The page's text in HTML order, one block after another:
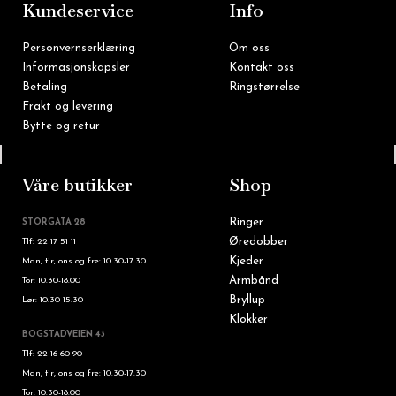
Kundeservice
Personvernserklæring
Informasjonskapsler
Betaling
Frakt og levering
Bytte og retur
Info
Om oss
Kontakt oss
Ringstørrelse
Våre butikker
STORGATA 28
Tlf: 22 17 51 11
Man, tir, ons og fre: 10.30-17.30
Tor: 10.30-18.00
Lør: 10.30-15.30
BOGSTADVEIEN 43
Tlf: 22 16 60 90
Man, tir, ons og fre: 10.30-17.30
Tor: 10.30-18.00
Shop
Ringer
Øredobber
Kjeder
Armbånd
Bryllup
Klokker